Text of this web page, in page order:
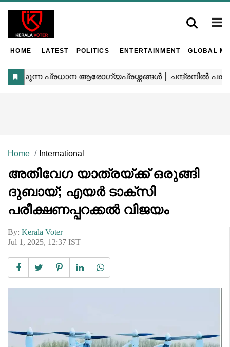
HOME LATEST POLITICS ENTERTAINMENT GLOBAL
Home International
അതിവേഗ യാത്രയ്ക്ക് ഒരുങ്ങി
ദുബായ്; എയർ ടാക്സി
പരീക്ഷണപ്പറക്കൽ വിജയം
By: Kerala Voter
Jul 1, 2025, 12:37 IST